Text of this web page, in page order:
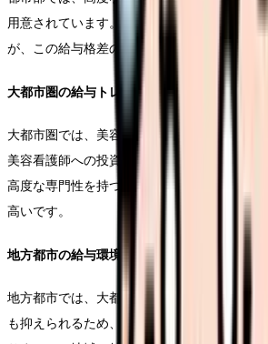
用意されています。医療機関の集中度、生活
が、この給与格差の主な要因となっています。
大都市圏の給与トレンド
大都市圏では、美容医療の需要が高く、競争
美容看護師への投資が積極的に行われていま
高度な専門性を持つ看護師は、より高い給与
高いです。
地方都市の給与環境
地方都市では、大都市圏と比較して給与水準
も抑えられるため、実質的な収入のバランス